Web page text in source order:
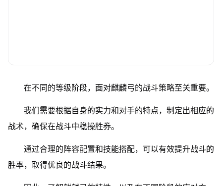
在不同的等级阶段，面对麒麟弓的战斗策略至关重要。
我们需要根据自身的实力和对手的特点，制定出相应的
战术，确保在战斗中稳操胜券。
通过合理的阵容配置和技能搭配，可以有效提升战斗的
胜率，取得优良的战斗结果。